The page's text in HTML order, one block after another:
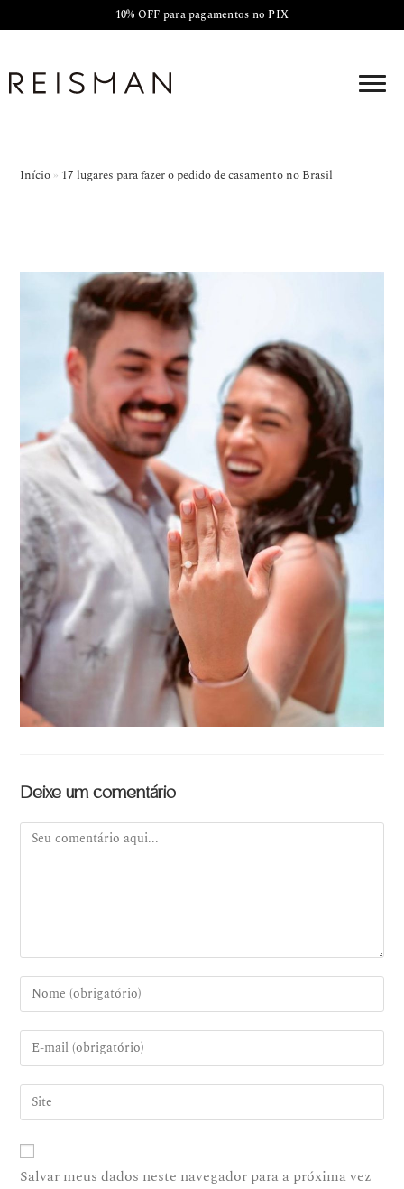
10% OFF para pagamentos no PIX
Início » 17 lugares para fazer o pedido de casamento no Brasil
Deixe um comentário
Salvar meus dados neste navegador para a próxima vez